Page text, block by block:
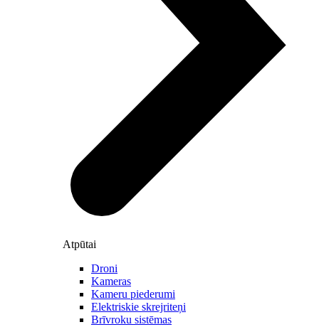
Atpūtai
Droni
Kameras
Kameru piederumi
Elektriskie skrejriteņi
Brīvroku sistēmas